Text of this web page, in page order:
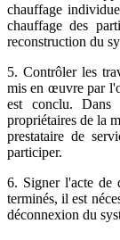
chauffage
chauffage des
reconstruction du
5. Contrôler les
mis en œuvre par
est conclu. Dans
propriétaires de la
prestataire de
participer.
6. Signer l'acte de
terminés, il est
déconnexion du